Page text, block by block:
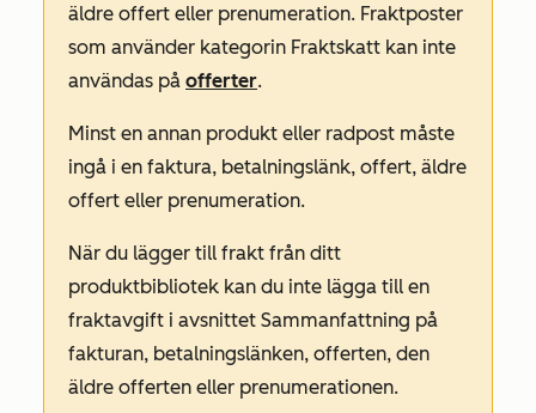
äldre offert eller prenumeration. Fraktposter
som använder kategorin Fraktskatt kan inte
användas på offerter.
Minst en annan produkt eller radpost måste
ingå i en faktura, betalningslänk, offert, äldre
offert eller prenumeration.
När du lägger till frakt från ditt
produktbibliotek kan du inte lägga till en
fraktavgift i avsnittet Sammanfattning på
fakturan, betalningslänken, offerten, den
äldre offerten eller prenumerationen.